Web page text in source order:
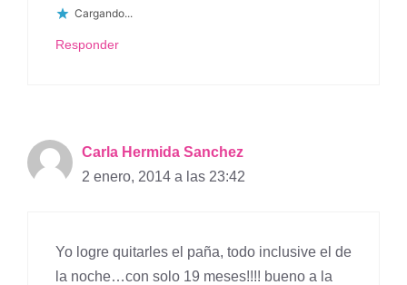
Cargando...
Responder
Carla Hermida Sanchez
2 enero, 2014 a las 23:42
Yo logre quitarles el paña, todo inclusive el de
la noche…con solo 19 meses!!!! bueno a la